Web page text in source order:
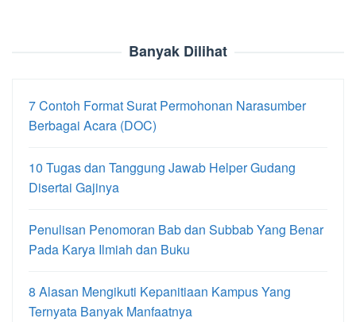
Banyak Dilihat
7 Contoh Format Surat Permohonan Narasumber
Berbagai Acara (DOC)
10 Tugas dan Tanggung Jawab Helper Gudang
Disertai Gajinya
Penulisan Penomoran Bab dan Subbab Yang Benar
Pada Karya Ilmiah dan Buku
8 Alasan Mengikuti Kepanitiaan Kampus Yang
Ternyata Banyak Manfaatnya